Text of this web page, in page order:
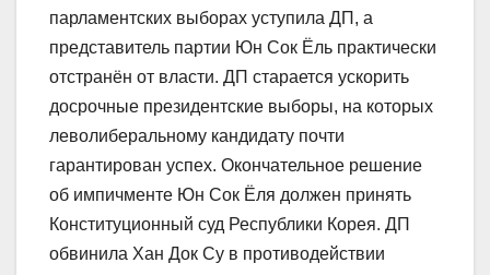
парламентских выборах уступила ДП, а
представитель партии Юн Сок Ёль практически
отстранён от власти. ДП старается ускорить
досрочные президентские выборы, на которых
леволиберальному кандидату почти
гарантирован успех. Окончательное решение
об импичменте Юн Сок Ёля должен принять
Конституционный суд Республики Корея. ДП
обвинила Хан Док Су в противодействии